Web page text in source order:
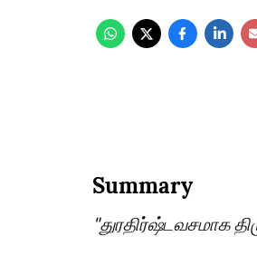
Summary
"துரதிர்ஷ்டவசமாக